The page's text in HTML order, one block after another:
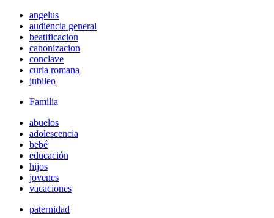
angelus
audiencia general
beatificacion
canonizacion
conclave
curia romana
jubileo
Familia
abuelos
adolescencia
bebé
educación
hijos
jovenes
vacaciones
paternidad